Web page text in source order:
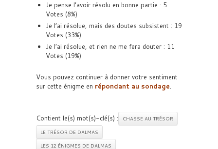
Je pense l’avoir résolu en bonne partie : 5
Votes (8%)
Je l’ai résolue, mais des doutes subsistent : 19
Votes (33%)
Je l’ai résolue, et rien ne me fera douter : 11
Votes (19%)
Vous pouvez continuer à donner votre sentiment
sur cette énigme en répondant au sondage.
Contient le(s) mot(s)-clé(s) :
CHASSE AU TRÉSOR
LE TRÉSOR DE DALMAS
LES 12 ÉNIGMES DE DALMAS